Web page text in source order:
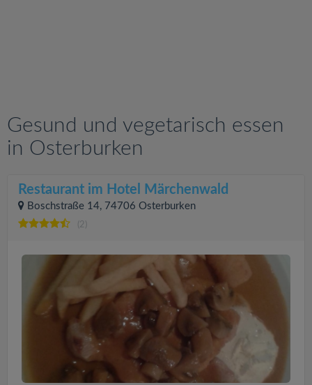
Gesund und vegetarisch essen
in Osterburken
Restaurant im Hotel Märchenwald
Boschstraße 14, 74706 Osterburken
(2)